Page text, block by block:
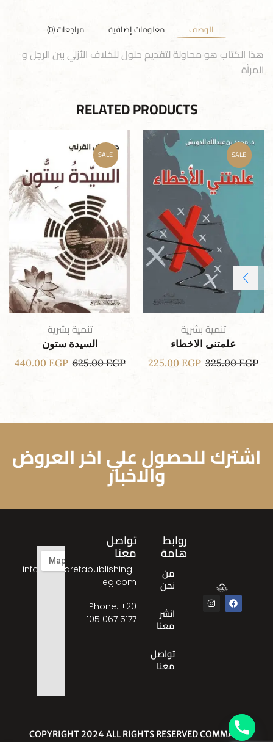
الوصف معلومات إضافية مراجعات (0)
هذا الكتاب هو محاولة لتقديم حلول للخلاف الأزلي بين الرجل و
المرأة
RELATED PRODUCTS
SALE
تنمية بشرية
علمتنى الاخطاء
325.00EGP
225.00 EGP
SALE
تنمية بشرية
السيدة ستون
625.00EGP
440.00 EGP
اشترك للحصول علي اخر العروض
والاخبار
روابط
هامة
من
نحن
انشر
معنا
تواصل
معنا
تواصل
معنا
info@almarefapublishing-
eg.com
Phone: ‎+20
105 067 5177
© COPYRIGHT 2024 ALL RIGHTS RESERVED COMMA